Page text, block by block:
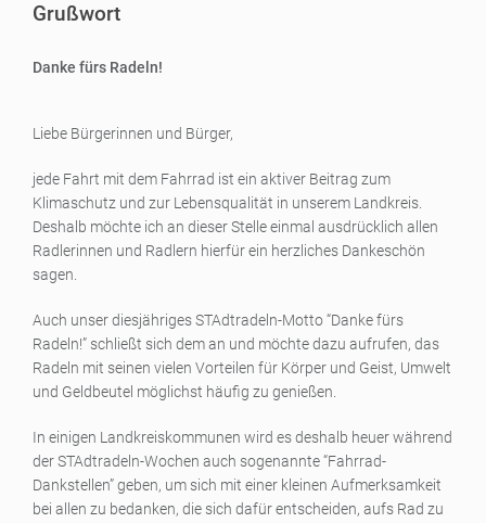
Grußwort
Danke fürs Radeln!
Liebe Bürgerinnen und Bürger,
jede Fahrt mit dem Fahrrad ist ein aktiver Beitrag zum
Klimaschutz und zur Lebensqualität in unserem Landkreis.
Deshalb möchte ich an dieser Stelle einmal ausdrücklich allen
Radlerinnen und Radlern hierfür ein herzliches Dankeschön
sagen.
Auch unser diesjähriges STAdtradeln-Motto “Danke fürs
Radeln!” schließt sich dem an und möchte dazu aufrufen, das
Radeln mit seinen vielen Vorteilen für Körper und Geist, Umwelt
und Geldbeutel möglichst häufig zu genießen.
In einigen Landkreiskommunen wird es deshalb heuer während
der STAdtradeln-Wochen auch sogenannte “Fahrrad-
Dankstellen” geben, um sich mit einer kleinen Aufmerksamkeit
bei allen zu bedanken, die sich dafür entscheiden, aufs Rad zu